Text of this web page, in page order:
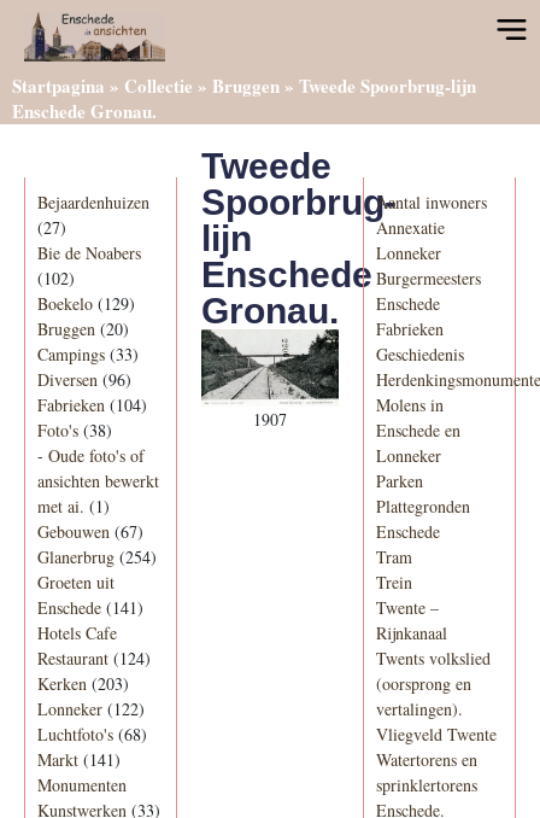
Startpagina » Collectie » Bruggen» Tweede Spoorbrug-lijn
Enschede Gronau.
Bejaardenhuizen
(27)
Bie de Noabers
(102)
Boekelo (129)
Bruggen (20)
Campings (33)
Diversen (96)
Fabrieken (104)
Foto's (38)
- Oude foto's of
ansichten bewerkt
met ai. (1)
Gebouwen (67)
Glanerbrug (254)
Groeten uit
Enschede (141)
Hotels Cafe
Restaurant (124)
Kerken (203)
Lonneker (122)
Luchtfoto's (68)
Markt (141)
Monumenten
Kunstwerken (33)
Tweede
Spoorbrug-
lijn
Enschede
Gronau.
1907
Aantal inwoners
Annexatie
Lonneker
Burgermeesters
Enschede
Fabrieken
Geschiedenis
Molens in
Enschede en
Lonneker
Parken
Plattegronden
Enschede
Tram
Trein
Twente –
Rijnkanaal
Twents volkslied
(oorsprong en
vertalingen).
Vliegveld Twente
Watertorens en
sprinklertorens
Enschede.